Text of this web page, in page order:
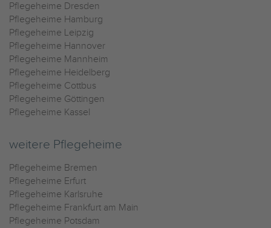
Pflegeheime Dresden
Pflegeheime Hamburg
Pflegeheime Leipzig
Pflegeheime Hannover
Pflegeheime Mannheim
Pflegeheime Heidelberg
Pflegeheime Cottbus
Pflegeheime Göttingen
Pflegeheime Kassel
weitere Pflegeheime
Pflegeheime Bremen
Pflegeheime Erfurt
Pflegeheime Karlsruhe
Pflegeheime Frankfurt am Main
Pflegeheime Potsdam